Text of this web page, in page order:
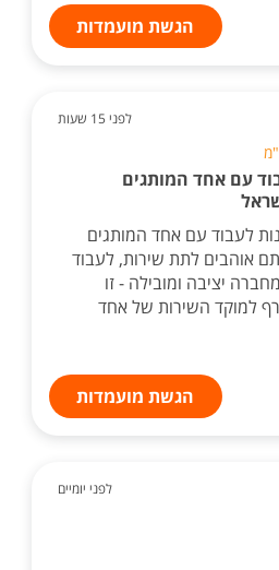
הגשת מועמדות
לפני 15 שעות
עם אחד המותגים
לעבוד עם אחד המותגים
אוהבים לתת שירות, לעבוד
יציבה ומובילה - זו
למוקד השירות של אחד
הגשת מועמדות
לפני יומיים